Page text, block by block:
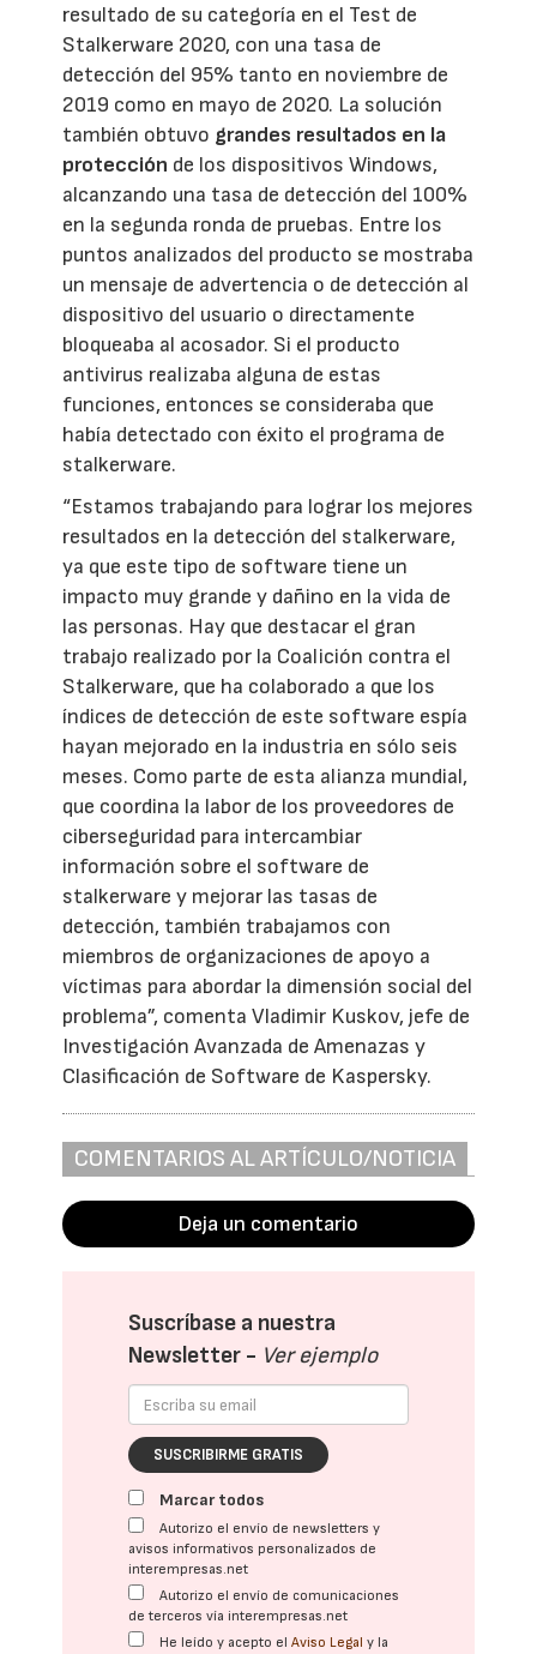
resultado de su categoría en el Test de
Stalkerware 2020, con una tasa de
detección del 95% tanto en noviembre de
2019 como en mayo de 2020. La solución
también obtuvo grandes resultados en la
protección de los dispositivos Windows,
alcanzando una tasa de detección del 100%
en la segunda ronda de pruebas. Entre los
puntos analizados del producto se mostraba
un mensaje de advertencia o de detección al
dispositivo del usuario o directamente
bloqueaba al acosador. Si el producto
antivirus realizaba alguna de estas
funciones, entonces se consideraba que
había detectado con éxito el programa de
stalkerware.
“Estamos trabajando para lograr los mejores
resultados en la detección del stalkerware,
ya que este tipo de software tiene un
impacto muy grande y dañino en la vida de
las personas. Hay que destacar el gran
trabajo realizado por la Coalición contra el
Stalkerware, que ha colaborado a que los
índices de detección de este software espía
hayan mejorado en la industria en sólo seis
meses. Como parte de esta alianza mundial,
que coordina la labor de los proveedores de
ciberseguridad para intercambiar
información sobre el software de
stalkerware y mejorar las tasas de
detección, también trabajamos con
miembros de organizaciones de apoyo a
víctimas para abordar la dimensión social del
problema”, comenta Vladimir Kuskov, jefe de
Investigación Avanzada de Amenazas y
Clasificación de Software de Kaspersky.
COMENTARIOS AL ARTÍCULO/NOTICIA
Deja un comentario
Suscríbase a nuestra
Newsletter - Ver ejemplo
SUSCRIBIRME GRATIS
Marcar todos
Autorizo el envío de newsletters y
avisos informativos personalizados de
interempresas.net
Autorizo el envío de comunicaciones
de terceros vía interempresas.net
He leído y acepto elAviso Legal y la